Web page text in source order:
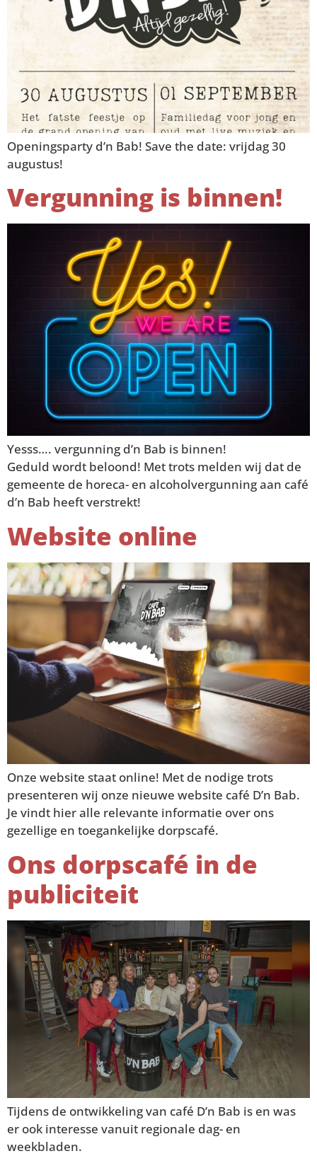
Openingsparty d’n Bab! Save the date: vrijdag 30
augustus!
Vergunning is binnen!
Yesss…. vergunning d’n Bab is binnen!
Geduld wordt beloond! Met trots melden wij dat de
gemeente de horeca- en alcoholvergunning aan café
d’n Bab heeft verstrekt!
Website online
Onze website staat online! Met de nodige trots
presenteren wij onze nieuwe website café D’n Bab.
Je vindt hier alle relevante informatie over ons
gezellige en toegankelijke dorpscafé.
Ons dorpscafé in de
publiciteit
Tijdens de ontwikkeling van café D’n Bab is en was
er ook interesse vanuit regionale dag- en
weekbladen.